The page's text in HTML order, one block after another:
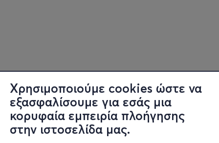
Χρησιμοποιούμε cookies ώστε να
εξασφαλίσουμε για εσάς μια
κορυφαία εμπειρία πλοήγησης
στην ιστοσελίδα μας.